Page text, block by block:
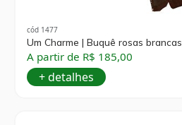
cód 1477
Um Charme | Buquê rosas brancas
A partir de R$ 185,00
+ detalhes